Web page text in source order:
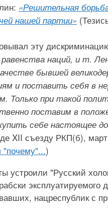
«Решительная
нашей партии»
эту
наций, и т.
бывшей
и поставить себя в
Только при такой
поставим в
себе настоящее
XII съезду РКП(б), март
"почему"...)
устроили "Русский
нацреспублик с